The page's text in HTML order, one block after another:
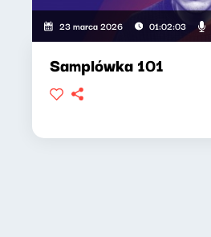
23 marca 2026 01:02:03
Samplówka 101